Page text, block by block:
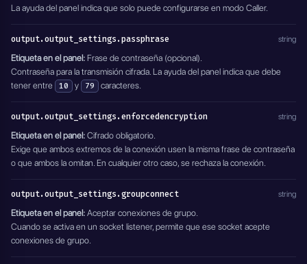
La ayuda del panel indica que solo puede configurarse en modo Caller.
output.output_settings.passphrase string
Etiqueta en el panel: Frase de contraseña (opcional).
Contraseña para la transmisión cifrada. La ayuda del panel indica que debe
tener entre 10 y 79 caracteres.
output.output_settings.enforcedencryption string
Etiqueta en el panel: Cifrado obligatorio.
Exige que ambos extremos de la conexión usen la misma frase de contraseña
o que ambos la omitan. En cualquier otro caso, se rechaza la conexión.
output.output_settings.groupconnect string
Etiqueta en el panel: Aceptar conexiones de grupo.
Cuando se activa en un socket listener, permite que ese socket acepte
conexiones de grupo.